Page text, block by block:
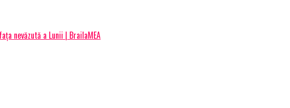
nevăzută a Lunii | BrailaMEA